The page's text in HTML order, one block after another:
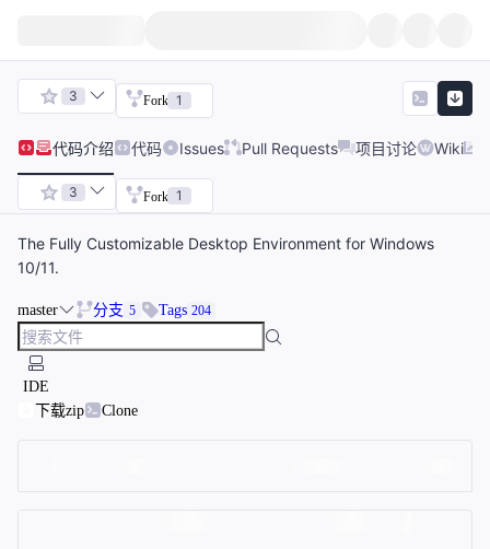
3 Fork 1
代码介绍 代码 Issues Pull Requests 项目讨论 Wiki
3 Fork 1
The Fully Customizable Desktop Environment for Windows
10/11.
master 分支 5 Tags 204
IDE
下载zip
Clone